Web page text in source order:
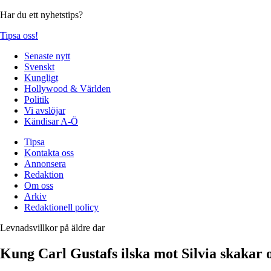
Har du ett nyhetstips?
Tipsa oss!
Senaste nytt
Svenskt
Kungligt
Hollywood & Världen
Politik
Vi avslöjar
Kändisar A-Ö
Tipsa
Kontakta oss
Annonsera
Redaktion
Om oss
Arkiv
Redaktionell policy
Levnadsvillkor på äldre dar
Kung Carl Gustafs ilska mot Silvia skakar